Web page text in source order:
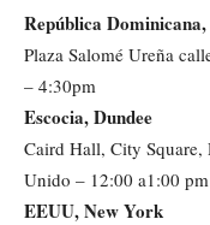
República
Plaza Salomé Ureña
– 4:30pm
Escocia, Dundee
Caird Hall, City
Unido – 12:00 a1:00 pm
EEUU, New York